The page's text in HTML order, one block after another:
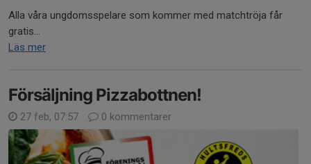
Alla våra ungdomsspelare som kommer med matchtröja får
gratis...
Läs mer
Försäljning Pizzabottnen!
27 feb, 07:57 0 kommentarer